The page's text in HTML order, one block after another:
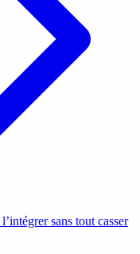
sans tout casser